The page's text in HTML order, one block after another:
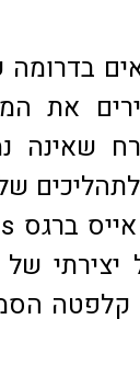
את
שאינה
במאה ה-21
יצירתי
קלפטה